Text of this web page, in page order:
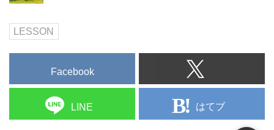
LESSON
Facebook
LINE はてブ